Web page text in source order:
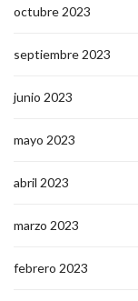
octubre 2023
septiembre 2023
junio 2023
mayo 2023
abril 2023
marzo 2023
febrero 2023